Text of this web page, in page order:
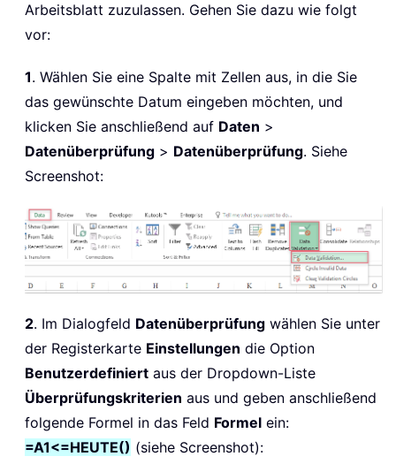
Arbeitsblatt zuzulassen. Gehen Sie dazu wie folgt
vor:
1. Wählen Sie eine Spalte mit Zellen aus, in die Sie
das gewünschte Datum eingeben möchten, und
klicken Sie anschließend auf Daten >
Datenüberprüfung > Datenüberprüfung. Siehe
Screenshot:
2. Im Dialogfeld Datenüberprüfung wählen Sie unter
der Registerkarte Einstellungen die Option
Benutzerdefiniert aus der Dropdown-Liste
Überprüfungskriterien aus und geben anschließend
folgende Formel in das Feld Formel ein:
=A1<=HEUTE() (siehe Screenshot):